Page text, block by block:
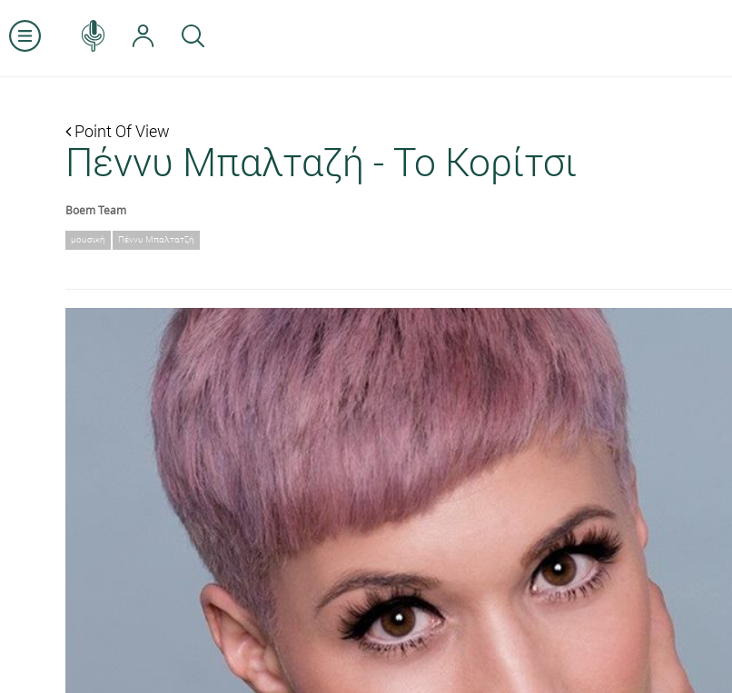
Point Of View
Πέννυ Μπαλταζή - Το Κορίτσι
Boem Team
μουσική Πέννυ Μπαλτατζή